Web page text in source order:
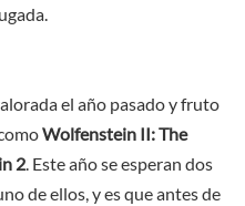
el año pasado y fruto
Wolfenstein II: The
2. Este año se esperan dos
de ellos, y es que antes de